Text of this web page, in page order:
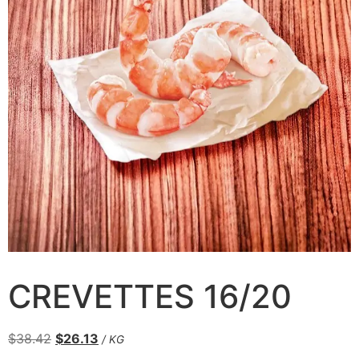
CREVETTES 16/20
$38.42 $26.13 / KG